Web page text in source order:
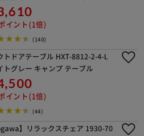
)
トドアアルミテーブル＆ベンチセ
HXPT-8829-A ライトグレー キャ
テーブル 椅子
ポイント(1倍)